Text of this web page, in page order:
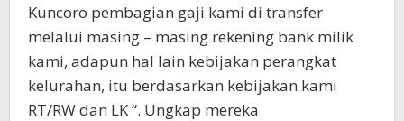
Kuncoro pembagian gaji kami di transfer
melalui masing – masing rekening bank milik
kami, adapun hal lain kebijakan perangkat
kelurahan, itu berdasarkan kebijakan kami
RT/RW dan LK “. Ungkap mereka